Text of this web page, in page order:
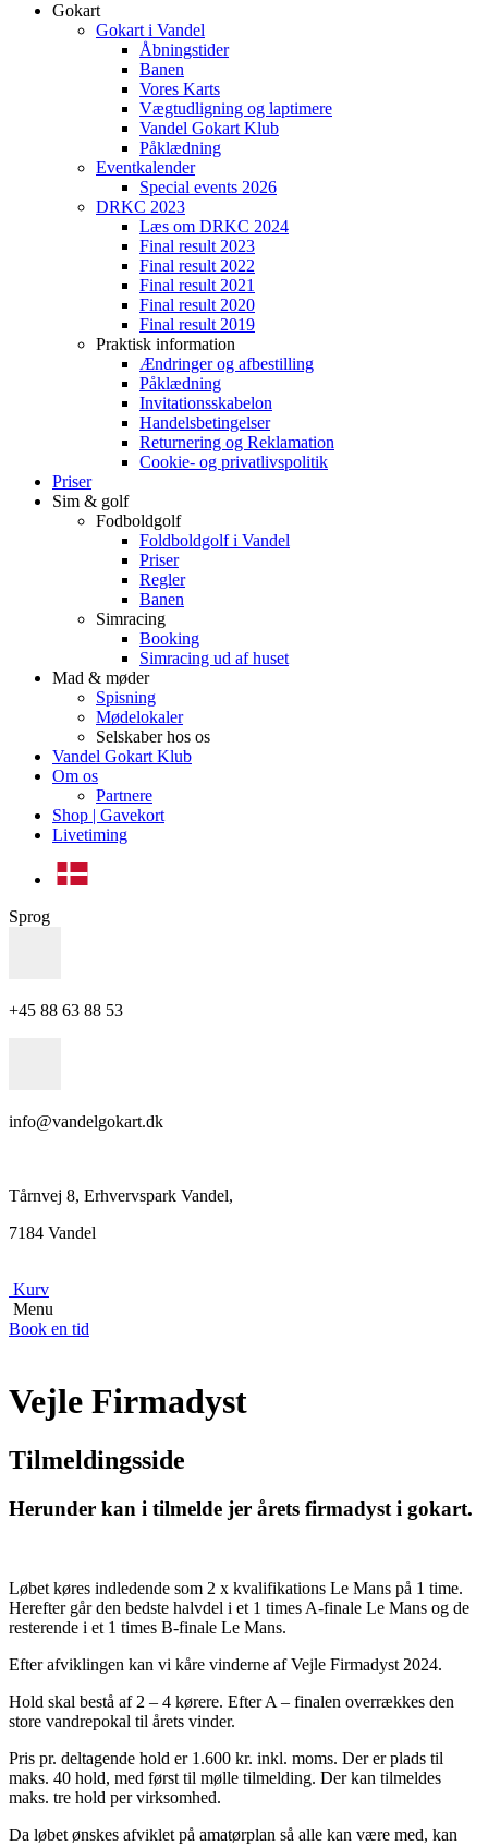
Gokart
Gokart i Vandel
Åbningstider
Banen
Vores Karts
Vægtudligning og laptimere
Vandel Gokart Klub
Påklædning
Eventkalender
Special events 2026
DRKC 2023
Læs om DRKC 2024
Final result 2023
Final result 2022
Final result 2021
Final result 2020
Final result 2019
Praktisk information
Ændringer og afbestilling
Påklædning
Invitationsskabelon
Handelsbetingelser
Returnering og Reklamation
Cookie- og privatlivspolitik
Priser
Sim & golf
Fodboldgolf
Foldboldgolf i Vandel
Priser
Regler
Banen
Simracing
Booking
Simracing ud af huset
Mad & møder
Spisning
Mødelokaler
Selskaber hos os
Vandel Gokart Klub
Om os
Partnere
Shop | Gavekort
Livetiming
Sprog
+45 88 63 88 53
info@vandelgokart.dk
Tårnvej 8, Erhvervspark Vandel,
7184 Vandel
Kurv
Menu
Book en tid
Vejle Firmadyst
Tilmeldingsside
Herunder kan i tilmelde jer årets firmadyst i gokart.
Løbet køres indledende som 2 x kvalifikations Le Mans på 1 time.
Herefter går den bedste halvdel i et 1 times A-finale Le Mans og de
resterende i et 1 times B-finale Le Mans.
Efter afviklingen kan vi kåre vinderne af Vejle Firmadyst 2024.
Hold skal bestå af 2 – 4 kørere. Efter A – finalen overrækkes den
store vandrepokal til årets vinder.
Pris pr. deltagende hold er 1.600 kr. inkl. moms. Der er plads til
maks. 40 hold, med først til mølle tilmelding. Der kan tilmeldes
maks. tre hold per virksomhed.
Da løbet ønskes afviklet på amatørplan så alle kan være med, kan